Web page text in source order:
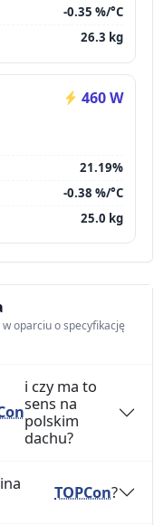
-0.35 %/°C
26.3 kg
460 W
21.19%
-0.38 %/°C
25.0 kg
oparciu o specyfikację
i czy ma to
sens na
polskim
dachu?
TOPCon?